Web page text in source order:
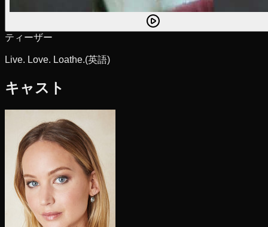
ティーザー
Live. Love. Loathe.(英語)
キャスト